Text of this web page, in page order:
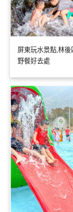
屏東玩水景點,林
野餐好去處